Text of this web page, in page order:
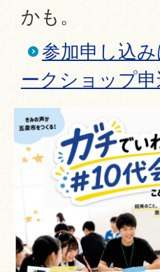
かも。
参加申し込
ークショップ